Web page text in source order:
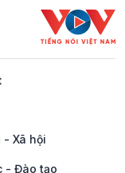
Xã hội
- Đào tạo